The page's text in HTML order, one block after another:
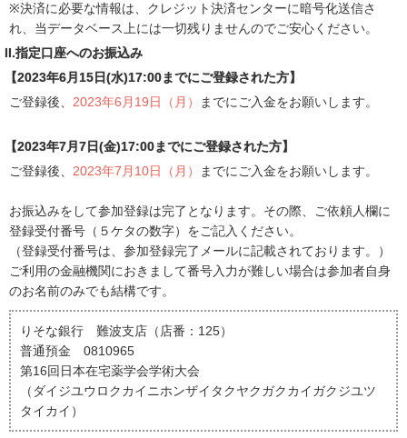
※決済に必要な情報は、クレジット決済センターに暗号化送信さ
れ、当データベース上には一切残りませんのでご安心ください。
II.指定口座へのお振込み
【2023年6月15日(水)17:00までにご登録された方】
ご登録後、 2023年6月19日（月） までにご入金をお願いします。
【2023年7月7日(金)17:00までにご登録された方】
ご登録後、 2023年7月10日（月） までにご入金をお願いします。
お振込みをして参加登録は完了となります。その際、ご依頼人欄に
登録受付番号（５ケタの数字）をご記入ください。
（登録受付番号は、参加登録完了メールに記載されております。）
ご利用の金融機関におきまして番号入力が難しい場合は参加者自身
のお名前のみでも結構です。
りそな銀行 難波支店（店番：125）
普通預金 0810965
第16回日本在宅薬学会学術大会
（ダイジユウロクカイニホンザイタクヤクガクカイガクジユツ
タイカイ）